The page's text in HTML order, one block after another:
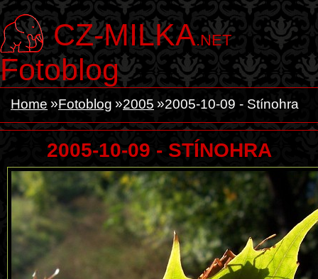
CZ-MILKA.NET
Fotoblog
Home Fotoblog 2005 2005-10-09 - Stínohra
2005-10-09 - STÍNOHRA